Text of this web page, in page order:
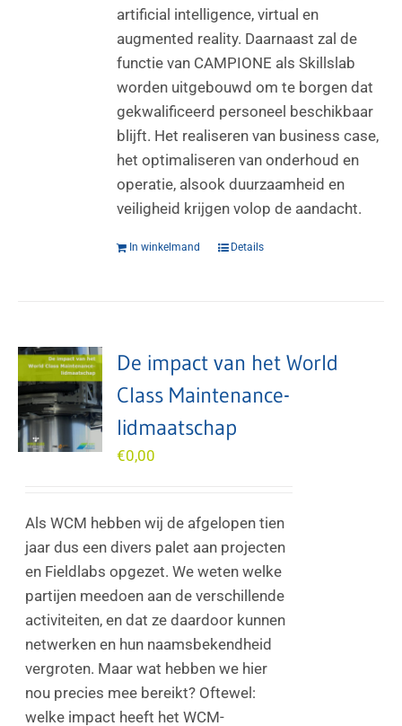
artificial intelligence, virtual en
augmented reality. Daarnaast zal de
functie van CAMPIONE als Skillslab
worden uitgebouwd om te borgen dat
gekwalificeerd personeel beschikbaar
blijft. Het realiseren van business case,
het optimaliseren van onderhoud en
operatie, alsook duurzaamheid en
veiligheid krijgen volop de aandacht.
In winkelmand Details
De impact van het World
Class Maintenance-
lidmaatschap
€0,00
Als WCM hebben wij de afgelopen tien
jaar dus een divers palet aan projecten
en Fieldlabs opgezet. We weten welke
partijen meedoen aan de verschillende
activiteiten, en dat ze daardoor kunnen
netwerken en hun naamsbekendheid
vergroten. Maar wat hebben we hier
nou precies mee bereikt? Oftewel:
welke impact heeft het WCM-